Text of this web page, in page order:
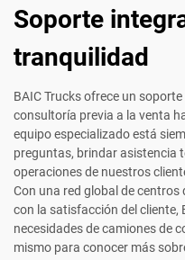
Soporte
tranquilidad
BAIC Trucks ofrece un
consultoría previa a la venta
equipo especializado está
preguntas, brindar asistencia
operaciones de nuestros
Con una red global de
con la satisfacción del cliente,
necesidades de camiones de
mismo para conocer más